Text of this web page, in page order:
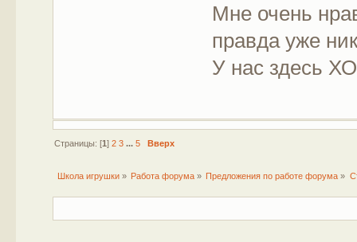
Мне очень
правда уже
У нас здесь
Страницы: [1] 2 3 ... 5 Вверх
Школа игрушки» Работа форума » Предложения по работе форума »